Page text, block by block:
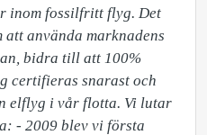
inom fossilfritt flyg. Det
använda marknadens
bidra till att 100%
certifieras snarast och
elflyg i vår flotta. Vi lutar
- 2009 blev vi första